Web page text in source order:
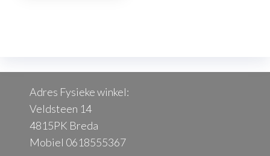
Adres Fysieke winkel:
Veldsteen 14
4815PK Breda
Mobiel 0618555367